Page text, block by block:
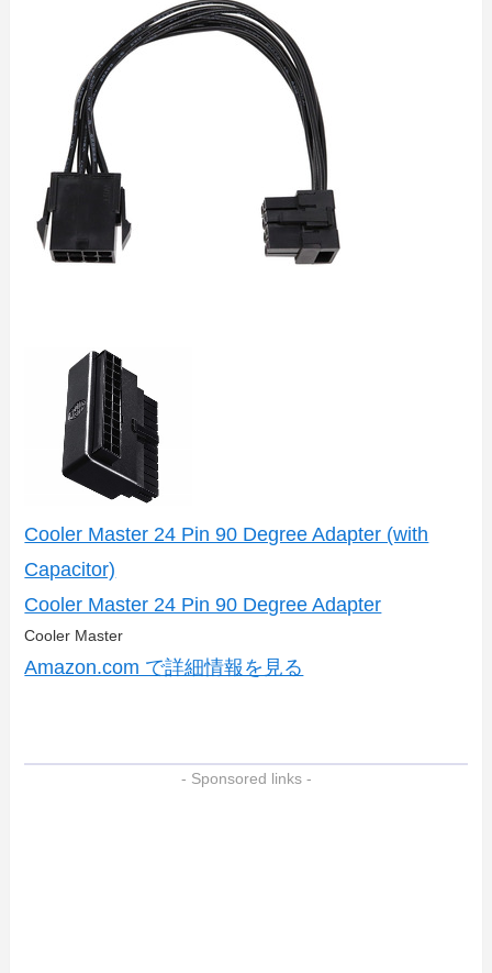
Cooler Master 24 Pin 90 Degree Adapter (with
Capacitor)
Cooler Master 24 Pin 90 Degree Adapter
Cooler Master
Amazon.com で詳細情報を見る
- Sponsored links -